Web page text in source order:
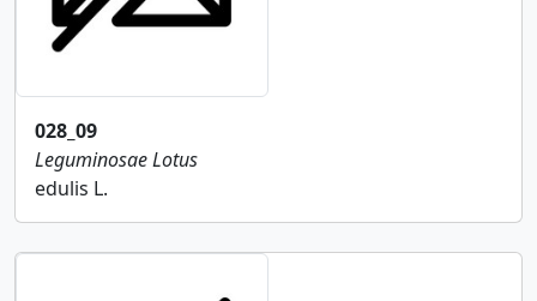
028_09
LeguminosaeLotus
edulis L.